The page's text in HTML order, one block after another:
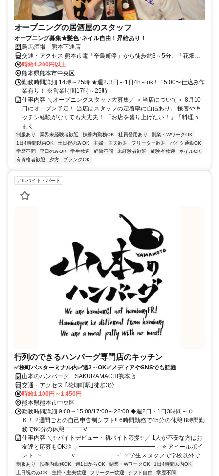
オープニングの居酒屋のスタッフ
オープニング募集★髪色･ネイル自由！昇給あり！
鳥馬酒場 熊本下通店
交通・アクセス 熊本市電「辛島町停」から徒歩約3～5分、「花畑町
停」停留場から徒歩約3～4分
時給1,200円以上
熊本県熊本市中央区
勤務時間詳細 14時～25時 ★週2､3日～1日4h～ok！ 15:00〜仕込み作
業有り！ ※営業時間17時～25時
仕事内容 ＼オープニングスタッフ大募集／ ＜当店について＞ 8月10
日にオープン予定！ 当店はスタッフの定着率に自信あり。 接客やキ
ッチン経験がなくても大丈夫！ 「お店を盛り上げたい！」「料理う
まく...
制服あり 業界未経験者歓迎 扶養内勤務OK 社員登用あり
副業・WワークOK
1日4時間以内OK
土日祝のみOK 主婦・主夫歓迎 フリーター歓迎
バイク通勤OK
学歴不問
平日のみOK 学生歓迎 経験不問 未経験者歓迎 経験者歓迎
ネイルOK
有資格者歓迎
夕方 ブランクOK
アルバイト・パート
行列のできるハンバーグ専門店のキッチン
✅桜町バスターミナル内✅週2～OK✅メディアやSNSでも話題
山本のハンバーグ SAKURAMACHI熊本店
交通・アクセス ｢花畑町駅｣徒歩3分
時給1,100円～1,450円
熊本県熊本市中央区
勤務時間詳細 9:00～15:00/17:00～22:00 ◆週2日・1日3時間～Ｏ
Ｋ！ 2週間ごとの自己申告制シフト‼ 6時間勤務で45分の休憩 8時間勤
務で60分の休憩 ￣￣￣V￣￣￣￣￣￣￣￣￣...
仕事内容 ＼✨バイトデビュー・初バイト応援✨／ 1人が不安な方はお
友達と応募もOK◎ ╭━━━━━━━━━━━━━╮ ⭐ アピールポイ
ント ╰━━━━━ｖ━━━━━━━╯ ✅学生スタッフで学校以外で...
制服あり 扶養内勤務OK 週1日からOK 副業・WワークOK
1日4時間以内OK
土日祝のみOK
主婦・主夫歓迎 フリーター歓迎 シフト自由
学歴不問